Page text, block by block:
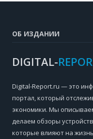
ОБ ИЗДАНИИ
DIGITAL-
Digital-Report.ru — это
портал, который
экономики. Мы
делаем обзоры
которые влияют на